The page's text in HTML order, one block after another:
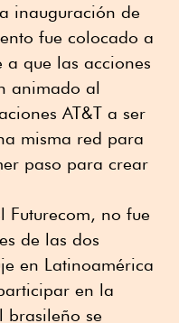
inauguración de
fue colocado a
a que las acciones
animado al
AT&T a ser
misma red para
paso para crear
Futurecom, no fue
de las dos
en Latinoamérica
en la
brasileño se